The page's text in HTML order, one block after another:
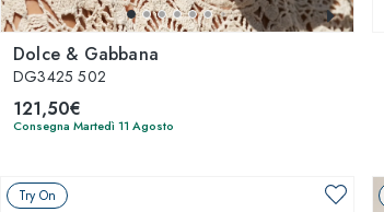
Dolce & Gabbana
DG3425 502
121,50€
Consegna Martedì 11 Agosto
Try On